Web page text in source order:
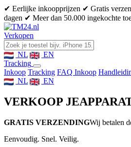
✔ Eerlijke inkoopprijzen ✔ Gratis
dagen ✔ Meer dan 50.000 ingekochte
Verkopen
NL
EN
Tracking
Inkoop Tracking FAQ Inkoop
NL
EN
VERKOOP JE
GRATIS VERZENDINGWij betalen
Eenvoudig. Snel. Veilig.